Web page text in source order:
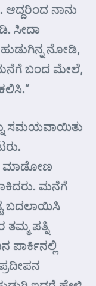
ಆದ್ದರಿಂದ ನಾನು
ಸೀದಾ
ನೋಡಿ,
ಬಂದ ಮೇಲೆ,
ಸಮಯವಾಯಿತು
ಮಾಡೋಣ
ಮನೆಗೆ
ಬದಲಾಯಿಸಿ
ತಮ್ಮ ಪತ್ನಿ
ಪಾರ್ಕಿನಲ್ಲಿ